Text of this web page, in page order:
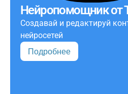
Нейропомощник от
Создавай и редактируй
нейросетей
Подробнее